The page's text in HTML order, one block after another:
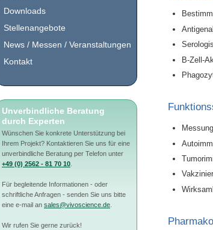
B-Zell-
Downloads
Stellenangebote
News / Messen / Veranstaltungen
Kontakt
Unverbindliche Beratung
durch Experten
Wünschen Sie konkrete Unterstützung bei
Ihrem Projekt? Kontaktieren Sie uns für eine
unverbindliche Beratung per Telefon unter
+49 (0) 2562 - 81 70 10
Für begleitende Informationen - oder
schriftliche Anfragen - senden Sie uns bitte
eine e-mail an sales@vivoscience.de
Wir rufen Sie gerne zurück!